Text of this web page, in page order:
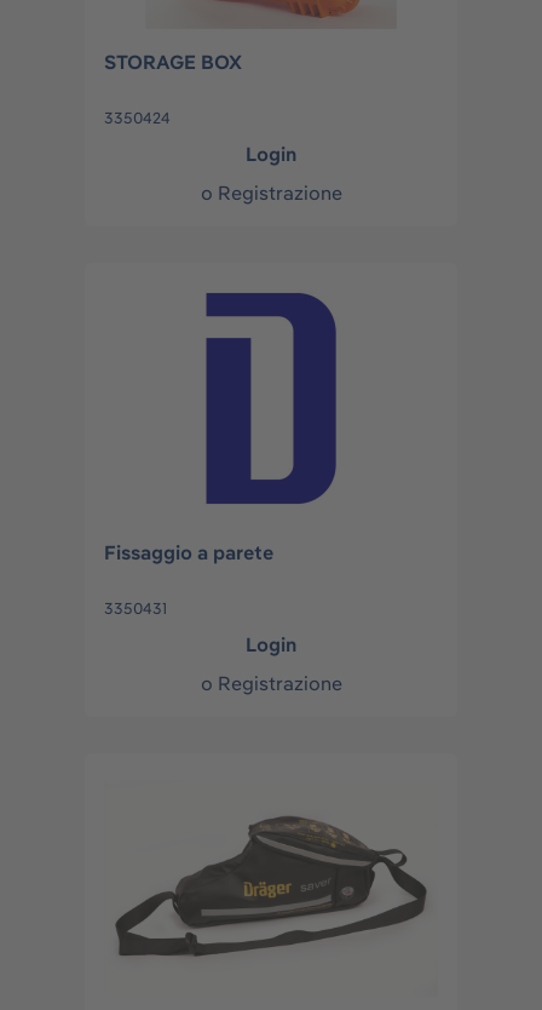
STORAGE BOX
3350424
Login
o Registrazione
Fissaggio a parete
3350431
Login
o Registrazione